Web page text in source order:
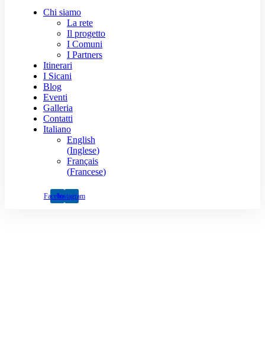
Chi siamo
La rete
Il progetto
I Comuni
I Partners
Itinerari
I Sicani
Blog
Eventi
Galleria
Contatti
Italiano
English
(Inglese)
Français
(Francese)
FacebookInstagram